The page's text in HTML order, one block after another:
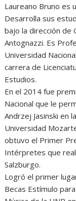
Laureano Bruno es
Desarrolla sus
bajo la dirección de
Antognazzi. Es
Universidad
carrera de
Estudios.
En el 2014 fue
Nacional que le
Andrzej Jasinski en
Universidad
obtuvo el Primer
Intérpretes que
Salzburgo.
Logró el primer
Becas Estímulo